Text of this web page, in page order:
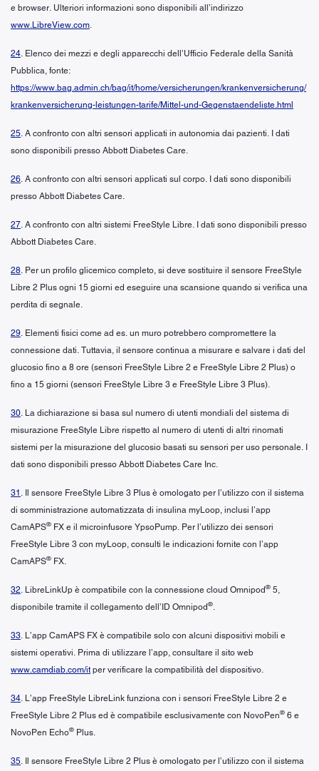
e browser. Ulteriori informazioni sono disponibili all’indirizzo
www.LibreView.com.
24. Elenco dei mezzi e degli apparecchi dell’Ufficio Federale della Sanità
Pubblica, fonte:
https://www.bag.admin.ch/bag/it/home/versicherungen/krankenversicherung/
krankenversicherung-leistungen-tarife/Mittel-und-Gegenstaendeliste.html
25. A confronto con altri sensori applicati in autonomia dai pazienti. I dati
sono disponibili presso Abbott Diabetes Care.
26. A confronto con altri sensori applicati sul corpo. I dati sono disponibili
presso Abbott Diabetes Care.
27. A confronto con altri sistemi FreeStyle Libre. I dati sono disponibili presso
Abbott Diabetes Care.
28. Per un profilo glicemico completo, si deve sostituire il sensore FreeStyle
Libre 2 Plus ogni 15 giorni ed eseguire una scansione quando si verifica una
perdita di segnale.
29. Elementi fisici come ad es. un muro potrebbero compromettere la
connessione dati. Tuttavia, il sensore continua a misurare e salvare i dati del
glucosio fino a 8 ore (sensori FreeStyle Libre 2 e FreeStyle Libre 2 Plus) o
fino a 15 giorni (sensori FreeStyle Libre 3 e FreeStyle Libre 3 Plus).
30. La dichiarazione si basa sul numero di utenti mondiali del sistema di
misurazione FreeStyle Libre rispetto al numero di utenti di altri rinomati
sistemi per la misurazione del glucosio basati su sensori per uso personale. I
dati sono disponibili presso Abbott Diabetes Care Inc.
31 . Il sensore FreeStyle Libre 3 Plus è omologato per l’utilizzo con il sistema
di somministrazione automatizzata di insulina myLoop, inclusi l’app
CamAPS® FX e il microinfusore YpsoPump. Per l’utilizzo dei sensori
FreeStyle Libre 3 con myLoop, consulti le indicazioni fornite con l’app
CamAPS® FX.
32. LibreLinkUp è compatibile con la connessione cloud Omnipod® 5,
disponibile tramite il collegamento dell’ID Omnipod®.
33. L’app CamAPS FX è compatibile solo con alcuni dispositivi mobili e
sistemi operativi. Prima di utilizzare l’app, consultare il sito web
www.camdiab.com/it per verificare la compatibilità del dispositivo.
34. L’app FreeStyle LibreLink funziona con i sensori FreeStyle Libre 2 e
FreeStyle Libre 2 Plus ed è compatibile esclusivamente con NovoPen® 6 e
NovoPen Echo® Plus.
35. Il sensore FreeStyle Libre 2 Plus è omologato per l’utilizzo con il sistema